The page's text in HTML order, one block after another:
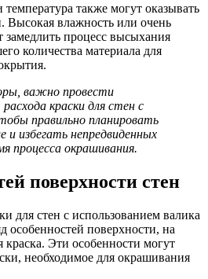
также могут оказывать
Высокая влажность или очень
замедлить процесс высыхания
количества материала для
важно провести
краски для стен с
правильно планировать
избегать непредвиденных
процесса окрашивания.
поверхности стен
для стен с использованием валика
особенностей поверхности, на
краска. Эти особенности могут
необходимое для окрашивания